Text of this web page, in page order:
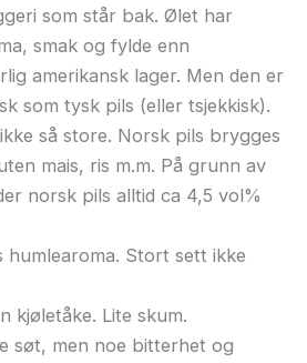
som står bak. Ølet har
smak og fylde enn
amerikansk lager. Men den er
som tysk pils (eller tsjekkisk).
så store. Norsk pils brygges
mais, ris m.m. På grunn av
norsk pils alltid ca 4,5 vol%
humlearoma. Stort sett ikke
kjøletåke. Lite skum.
søt, men noe bitterhet og